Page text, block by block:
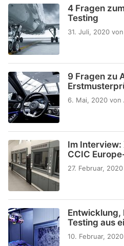
4 Fragen
Testing
31. Juli, 2020 von
9 Fragen zu
6. Mai, 2020 von
Im Interview:
CCIC
27. Februar, 2020
Entwicklung,
Testing aus
10. Februar, 2020